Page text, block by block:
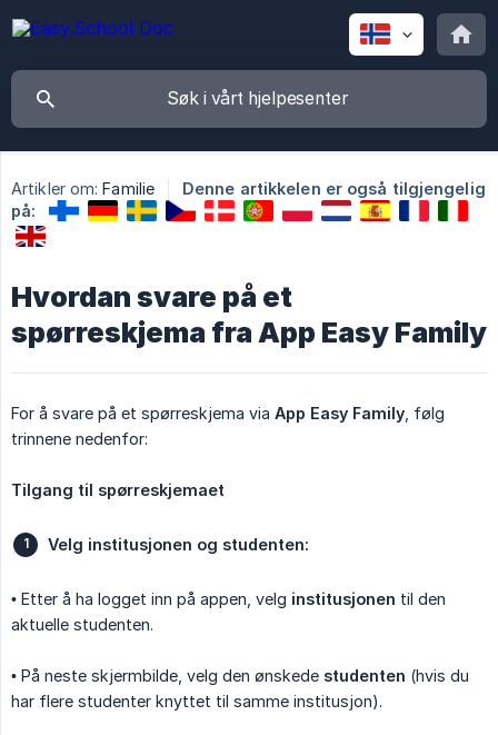
Artikler om: Familie
Denne artikkelen er også tilgjengelig
på:
Hvordan svare på et
spørreskjema fra App Easy Family
For å svare på et spørreskjema via App Easy Family , følg
trinnene nedenfor:
Tilgang til spørreskjemaet
Velg institusjonen og studenten:
• Etter å ha logget inn på appen, velg institusjonen til den
aktuelle studenten.
• På neste skjermbilde, velg den ønskede studenten (hvis du
har flere studenter knyttet til samme institusjon).